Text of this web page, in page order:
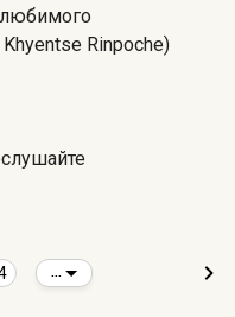
Rinpoche)